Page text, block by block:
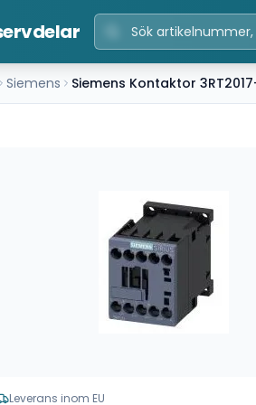
Siemens Siemens Kontaktor
Leverans inom EU